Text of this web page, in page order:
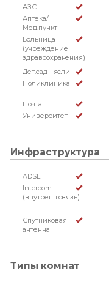
АЗС
Аптека/
Мед.пункт
Больница
(учреждение
здравоохранения)
Дет.сад - ясли
Поликлиника
Почта
Университет
Инфраструктура
ADSL
Intercom
(внутренн.связь)
Спутниковая
антенна
Типы комнат